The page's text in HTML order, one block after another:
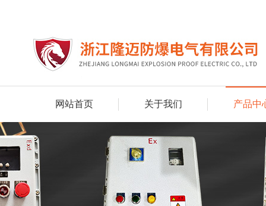
网站首页 关于我们 产品中